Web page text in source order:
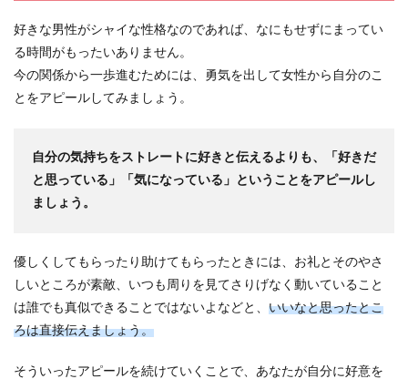
好きな男性がシャイな性格なのであれば、なにもせずにまってい
る時間がもったいありません。
今の関係から一歩進むためには、勇気を出して女性から自分のこ
とをアピールしてみましょう。
自分の気持ちをストレートに好きと伝えるよりも、「好きだ
と思っている」「気になっている」ということをアピールし
ましょう。
優しくしてもらったり助けてもらったときには、お礼とそのやさ
しいところが素敵、いつも周りを見てさりげなく動いていること
は誰でも真似できることではないよなどと、 いいなと思ったとこ
ろは直接伝えましょう。
そういったアピールを続けていくことで、あなたが自分に好意を